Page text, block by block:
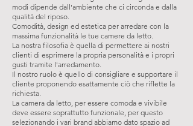
modi dipende dall'ambiente che ci circonda e dalla
qualità del riposo.
Comodità, design ed estetica per arredare con la
massima funzionalità le tue camere da letto.
La nostra filosofia è quella di permettere ai nostri
clienti di esprimere la propria personalità e i propri
gusti tramite l'arredamento.
Il nostro ruolo è quello di consigliare e supportare il
cliente proponendo esattamente ciò che riflette la
richiesta.
La camera da letto, per essere comoda e vivibile
deve essere soprattutto funzionale, per questo
selezionando i vari brand abbiamo dato spazio ad